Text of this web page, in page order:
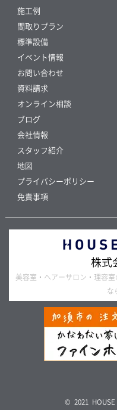
施工例
間取りプラン
標準設備
イベント情報
お問い合わせ
資料請求
オンライン相談
ブログ
会社情報
スタッフ紹介
地図
プライバシーポリシー
免責事項
株式
美容室・ヘアーサロン・理容
な
© 2021 HOUSE